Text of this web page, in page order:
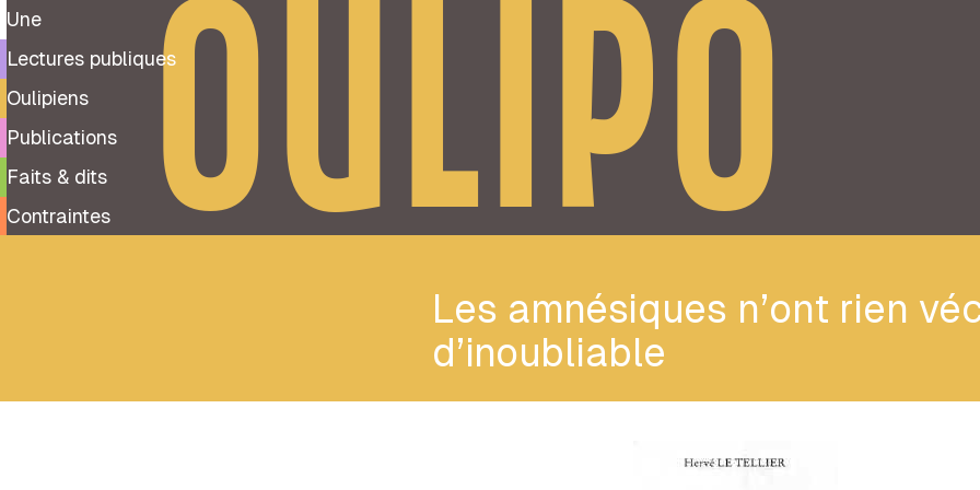
Une
Lectures publiques
Oulipiens
Publications
Faits & dits
Contraintes
OULIPO
Les amnésiques n’ont rien
d’inoubliable